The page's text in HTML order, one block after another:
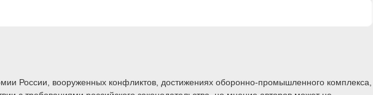
России, вооруженных конфликтов, достижениях оборонно-промышленного комплекса,